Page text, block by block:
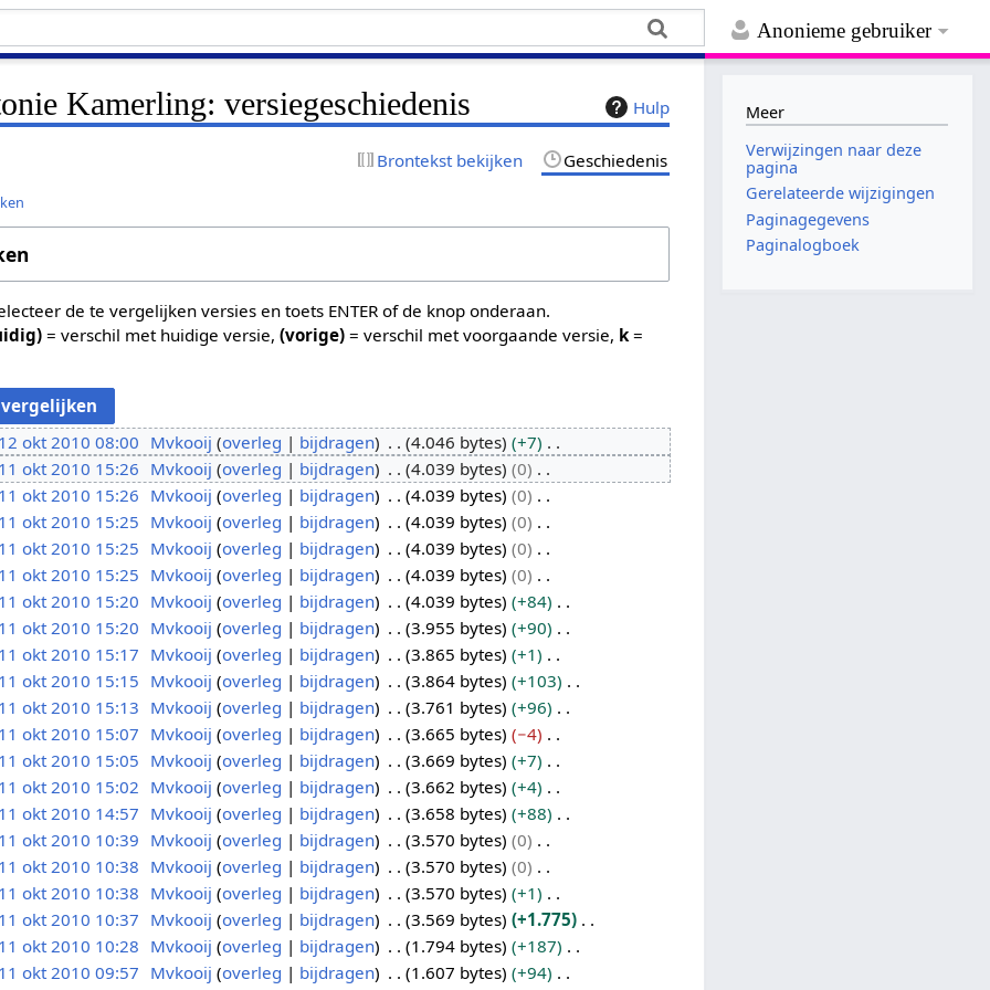
Anonieme gebruiker
Hulp
Kamerling: versiegeschiedenis
Brontekst bekijken Geschiedenis
de te vergelijken versies en toets ENTER of de knop onderaan.
= verschil met huidige versie,(vorige) = verschil met voorgaande versie, k =
12 okt 2010 08:00 Mvkooij overleg bijdragen 4.046 bytes
+7
11 okt 2010 15:26 Mvkooij overleg bijdragen 4.039 bytes
0
11 okt 2010 15:26 Mvkooij overleg bijdragen 4.039 bytes
0
11 okt 2010 15:25 Mvkooij overleg bijdragen 4.039 bytes
0
11 okt 2010 15:25 Mvkooij overleg bijdragen 4.039 bytes
0
11 okt 2010 15:25 Mvkooij overleg bijdragen 4.039 bytes
0
11 okt 2010 15:20 Mvkooij overleg bijdragen 4.039 bytes
+84
11 okt 2010 15:20 Mvkooij overleg bijdragen 3.955 bytes
+90
11 okt 2010 15:17 Mvkooij overleg bijdragen 3.865 bytes
+1
11 okt 2010 15:15 Mvkooij overleg bijdragen 3.864 bytes
+103
11 okt 2010 15:13 Mvkooij overleg bijdragen 3.761 bytes
+96
11 okt 2010 15:07 Mvkooij overleg bijdragen 3.665 bytes
−4
11 okt 2010 15:05 Mvkooij overleg bijdragen 3.669 bytes
+7
11 okt 2010 15:02 Mvkooij overleg bijdragen 3.662 bytes
+4
11 okt 2010 14:57 Mvkooij overleg bijdragen 3.658 bytes
+88
11 okt 2010 10:39 Mvkooij overleg bijdragen 3.570 bytes
0
11 okt 2010 10:38 Mvkooij overleg bijdragen 3.570 bytes
0
11 okt 2010 10:38 Mvkooij overleg bijdragen 3.570 bytes
+1
11 okt 2010 10:37 Mvkooij overleg bijdragen 3.569 bytes
+1.775
11 okt 2010 10:28 Mvkooij overleg bijdragen 1.794 bytes
+187
11 okt 2010 09:57 Mvkooij overleg bijdragen 1.607 bytes
+94
Meer
Verwijzingen naar deze
pagina
Gerelateerde wijzigingen
Paginagegevens
Paginalogboek